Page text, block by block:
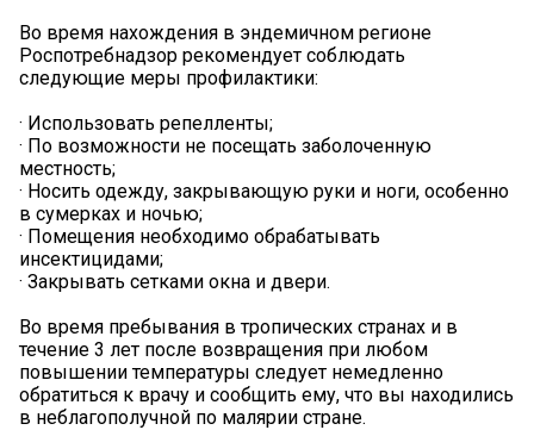
Во время нахождения в эндемичном регионе
Роспотребнадзор рекомендует соблюдать
следующие меры профилактики:
· Использовать репелленты;
· По возможности не посещать заболоченную
местность;
· Носить одежду, закрывающую руки и ноги, особенно
в сумерках и ночью;
· Помещения необходимо обрабатывать
инсектицидами;
· Закрывать сетками окна и двери.
Во время пребывания в тропических странах и в
течение 3 лет после возвращения при любом
повышении температуры следует немедленно
обратиться к врачу и сообщить ему, что вы находились
в неблагополучной по малярии стране.